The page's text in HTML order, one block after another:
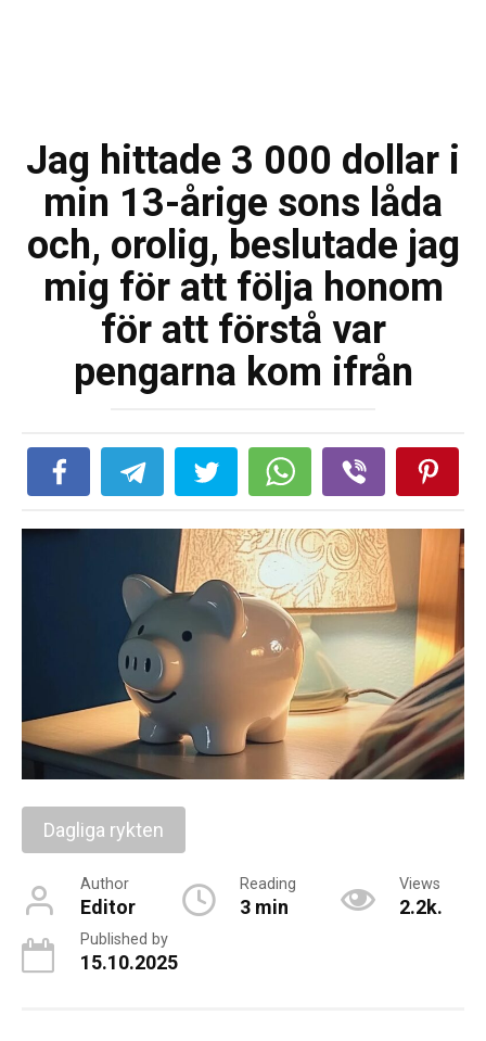
Jag hittade 3 000 dollar i
min 13-årige sons låda
och, orolig, beslutade jag
mig för att följa honom
för att förstå var
pengarna kom ifrån
Dagliga rykten
Author
Editor
Reading
3 min
Views
2.2k.
Published by
15.10.2025